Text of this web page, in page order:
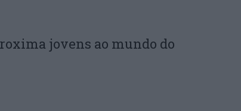
jovens ao mundo do